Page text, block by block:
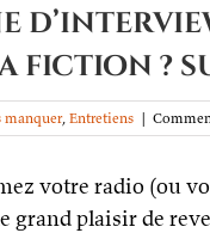
fiction ?
manquer, Entretiens |
votre radio (ou
grand plaisir de